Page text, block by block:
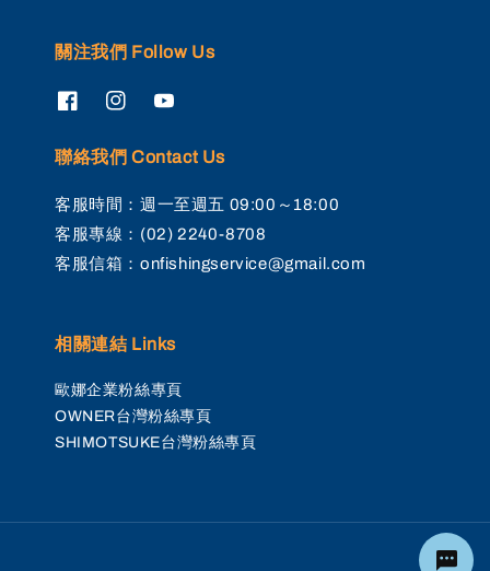
關注我們 Follow Us
聯絡我們 Contact Us
客服時間：週一至週五 09:00～18:00
客服專線：(02) 2240-8708
客服信箱：onfishingservice@gmail.com
相關連結 Links
歐娜企業粉絲專頁
OWNER台灣粉絲專頁
SHIMOTSUKE台灣粉絲專頁